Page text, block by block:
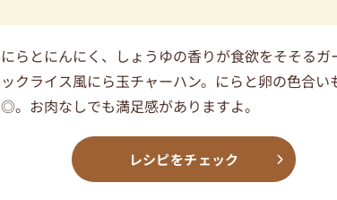
にらとにんにく、しょうゆの香りが食欲をそそるガ
ックライス風にら玉チャーハン。にらと卵の色合い
◎。お肉なしでも満足感がありますよ。
レシピをチェック